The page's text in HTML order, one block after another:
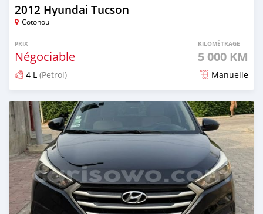
2012 Hyundai Tucson
Cotonou
PRIX
Négociable
KILOMÉTRAGE
5 000 KM
4 L (Petrol) Manuelle
Publié il y a 6 mois